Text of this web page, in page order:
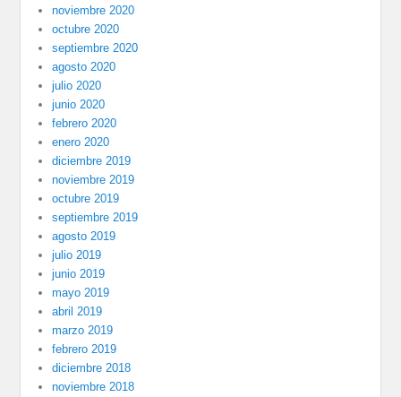
noviembre 2020
octubre 2020
septiembre 2020
agosto 2020
julio 2020
junio 2020
febrero 2020
enero 2020
diciembre 2019
noviembre 2019
octubre 2019
septiembre 2019
agosto 2019
julio 2019
junio 2019
mayo 2019
abril 2019
marzo 2019
febrero 2019
diciembre 2018
noviembre 2018